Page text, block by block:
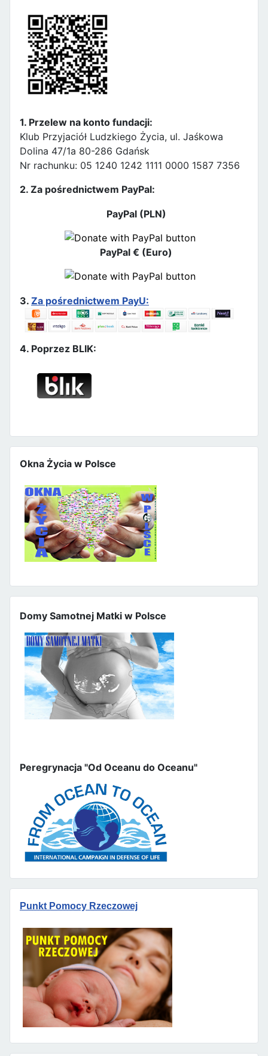
1. Przelew na konto fundacji:
Klub Przyjaciół Ludzkiego Życia, ul. Jaśkowa
Dolina 47/1a 80-286 Gdańsk
Nr rachunku: 05 1240 1242 1111 0000 1587 7356
2. Za pośrednictwem PayPal:
PayPal (PLN)
PayPal € (Euro)
3. Za pośrednictwem PayU:
4. Poprzez BLIK:
Okna Życia w Polsce
Domy Samotnej Matki w Polsce
Peregrynacja "Od Oceanu do Oceanu"
Punkt Pomocy Rzeczowej